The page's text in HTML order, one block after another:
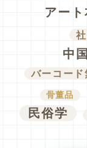
アート
中
バーコード
骨董品
民俗学